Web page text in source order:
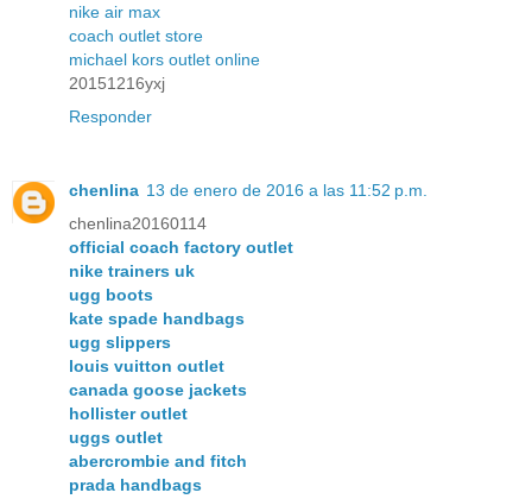
nike air max
coach outlet store
michael kors outlet online
20151216yxj
Responder
chenlina 13 de enero de 2016 a las 11:52 p.m.
chenlina20160114
official coach factory outlet
nike trainers uk
ugg boots
kate spade handbags
ugg slippers
louis vuitton outlet
canada goose jackets
hollister outlet
uggs outlet
abercrombie and fitch
prada handbags